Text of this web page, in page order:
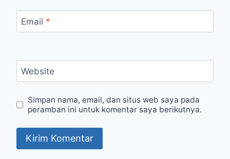
Email *
Website
Simpan nama, email, dan situs web saya pada
peramban ini untuk komentar saya berikutnya.